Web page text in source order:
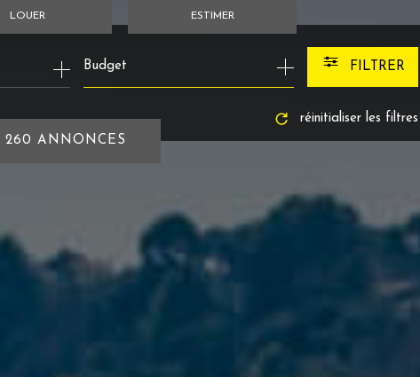
LOUER ESTIMER
Budget FILTRER
260 ANNONCES
réinitialiser les filtres